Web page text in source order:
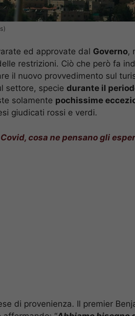
ed approvate dal Governo,
restrizioni. Ciò che però fa
il nuovo provvedimento sul
settore, specie durante il
solamente pochissime
giudicati rossi e verdi.
cosa ne pensano gli
di provenienza. Il premier